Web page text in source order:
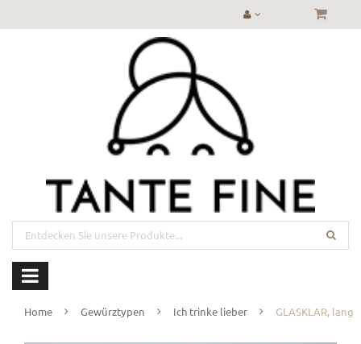
Home Gewürztypen Ich trinke lieber GLASKLAR, lang